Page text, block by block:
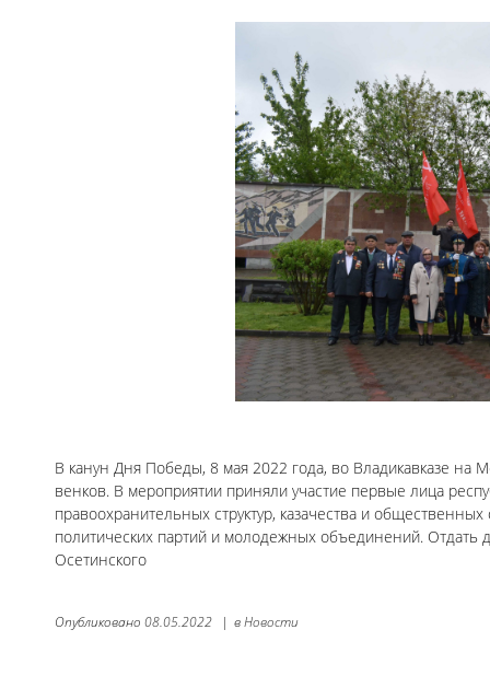
В канун Дня Победы, 8 мая 2022 года, во Владикавказе
венков. В мероприятии приняли участие первые лица
правоохранительных структур, казачества и
политических партий и молодежных объединений.
Осетинского
Опубликовано 08.05.2022 | вНовости